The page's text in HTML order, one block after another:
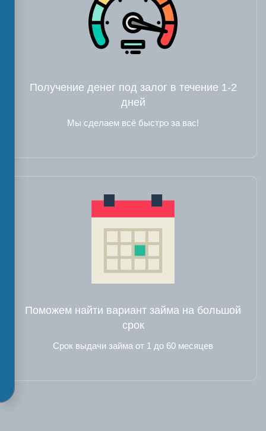
Получение денег под залог в течение 1-2
дней
Мы сделаем всё быстро за вас!
Поможем найти вариант займа на большой
срок
Срок выдачи займа от 1 до 60 месяцев